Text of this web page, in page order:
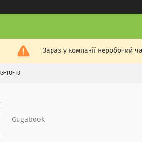
Зараз у компанії неробочий
10-10
Gugabook